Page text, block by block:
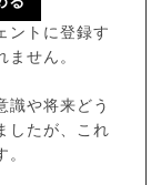
ントに登録す
ません。
識や将来どう
したが、これ